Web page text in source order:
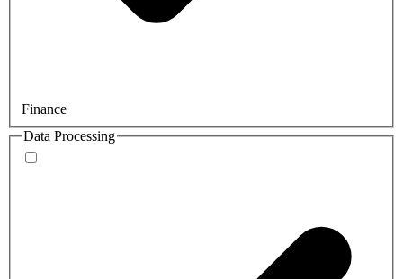
Finance
Data Processing